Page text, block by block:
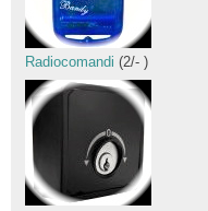
Radiocomandi (2/- )